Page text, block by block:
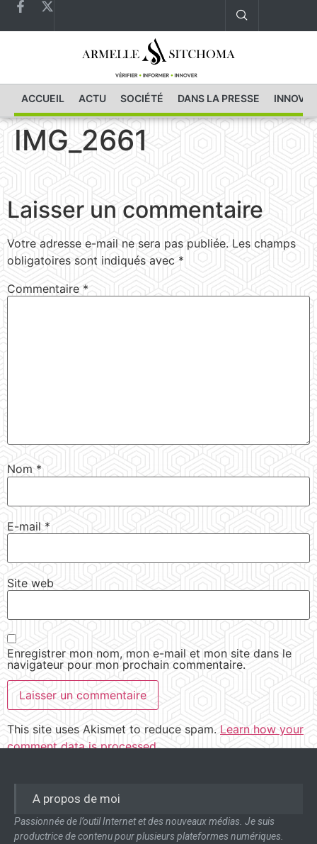
ACCUEIL ACTU SOCIÉTÉ DANS LA PRESSE
IMG_2661
Laisser un commentaire
Votre adresse e-mail ne sera pas publiée. Les champs
obligatoires sont indiqués avec *
Commentaire *
Nom *
E-mail *
Site web
Enregistrer mon nom, mon e-mail et mon site dans le
navigateur pour mon prochain commentaire.
This site uses Akismet to reduce spam. Learn how your
comment data is processed.
A propos de moi
Passionnée de l’outil Internet et des nouveaux médias. Je suis
productrice de contenu pour plusieurs plateformes numériques.